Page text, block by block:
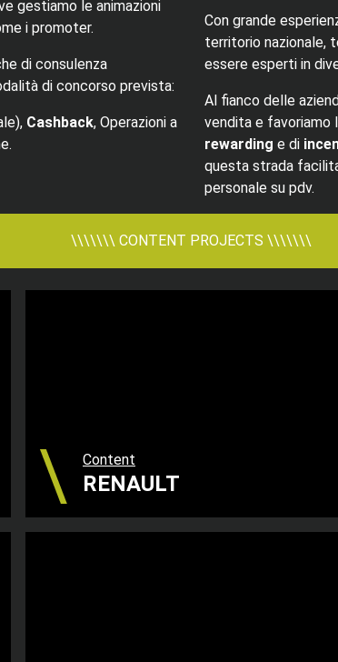
gestiamo le animazioni
i promoter.
di consulenza
di concorso prevista:
Cashback, Operazioni a
Con grande
territorio nazionale,
essere esperti in
Al fianco delle
vendita e favoriamo
rewarding e di
questa strada
personale su pdv.
\\\\\\\ CONTENT PROJECTS \\\\\\\
Content
RENAULT